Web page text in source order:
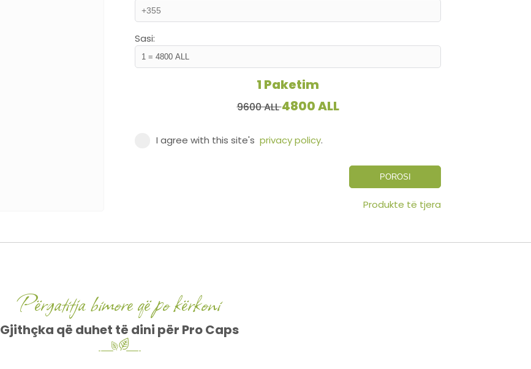
Sasi:
1 Paketim
9600 ALL4800 ALL
I agree with this site's privacy policy.
POROSI
Produkte të tjera
Përgatitja bimore që po kërkoni
Gjithçka që duhet të dini për Pro Caps